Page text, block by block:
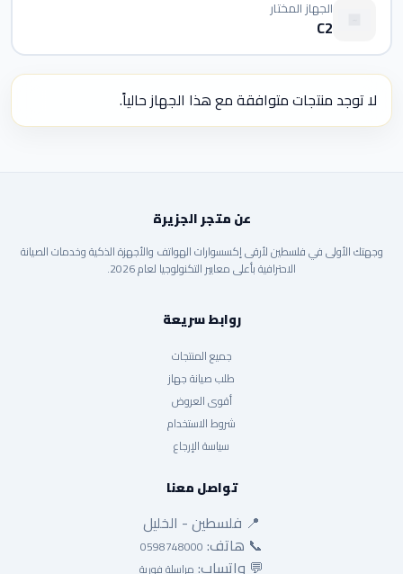
الجهاز المختار
C2
لا توجد منتجات متوافقة مع هذا الجهاز حالياً.
عن متجر الجزيرة
وجهتك الأولى في فلسطين لأرقى إكسسوارات الهواتف والأجهزة الذكية وخدمات الصيانة
الاحترافية بأعلى معايير التكنولوجيا لعام 2026.
روابط سريعة
جميع المنتجات
طلب صيانة جهاز
أقوى العروض
شروط الاستخدام
سياسة الإرجاع
تواصل معنا
📍 فلسطين - الخليل
📞 هاتف: 0598748000
💬 واتساب: مراسلة فورية